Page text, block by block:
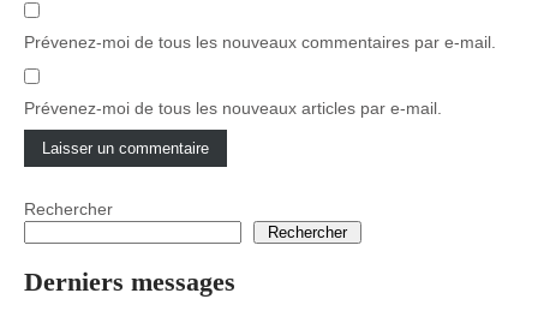
Prévenez-moi de tous les nouveaux commentaires par e-mail.
Prévenez-moi de tous les nouveaux articles par e-mail.
Rechercher
Rechercher
Derniers messages